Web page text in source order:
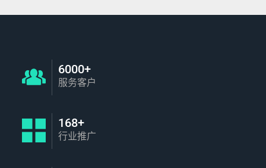
6000+
服务客户
168+
行业推广